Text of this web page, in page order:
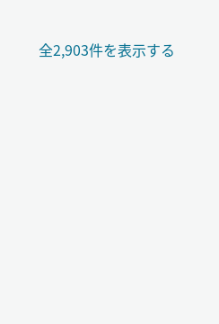
全2,903件を表示する